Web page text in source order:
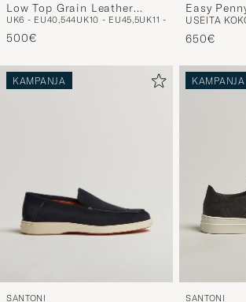
Low Top Grain Leather
Sneaker White Calf
UK6 - EU40,544UK10 - EU45,5UK11 - EU46,5
500€
Easy
Calf
USEITA
650€
KAMPANJA
SANTONI
KAMPANJA
SANTONI